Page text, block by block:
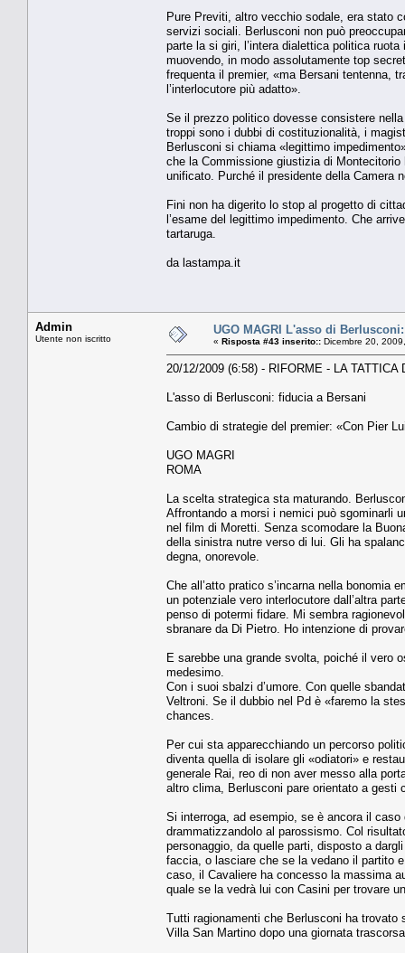
Pure Previti, altro vecchio sodale, era stato
servizi sociali. Berlusconi non può
parte la si giri, l’intera dialettica politica
muovendo, in modo assolutamente top
frequenta il premier, «ma Bersani tentenna,
l’interlocutore più adatto».
Se il prezzo politico dovesse consistere
troppi sono i dubbi di costituzionalità, i
Berlusconi si chiama «legittimo
che la Commissione giustizia di
unificato. Purché il presidente della Camera
Fini non ha digerito lo stop al progetto di
l’esame del legittimo impedimento. Che
tartaruga.
da lastampa.it
Admin
Utente non iscritto
UGO MAGRI L'asso di
« Risposta #43 inserito:: Dicembre 20,
20/12/2009 (6:58) - RIFORME - LA TATTICA
L'asso di Berlusconi: fiducia a Bersani
Cambio di strategie del premier: «Con Pier
UGO MAGRI
ROMA
La scelta strategica sta maturando.
Affrontando a morsi i nemici può sgominarli
nel film di Moretti. Senza scomodare la
della sinistra nutre verso di lui. Gli ha
degna, onorevole.
Che all’atto pratico s’incarna nella bonomia
un potenziale vero interlocutore dall’altra
penso di potermi fidare. Mi sembra
sbranare da Di Pietro. Ho intenzione di
E sarebbe una grande svolta, poiché il vero
medesimo.
Con i suoi sbalzi d’umore. Con quelle
Veltroni. Se il dubbio nel Pd è «faremo la
chances.
Per cui sta apparecchiando un percorso
diventa quella di isolare gli «odiatori» e
generale Rai, reo di non aver messo alla
altro clima, Berlusconi pare orientato a gesti
Si interroga, ad esempio, se è ancora il
drammatizzandolo al parossismo. Col
personaggio, da quelle parti, disposto a
faccia, o lasciare che se la vedano il partito
caso, il Cavaliere ha concesso la massima
quale se la vedrà lui con Casini per trovare
Tutti ragionamenti che Berlusconi ha
Villa San Martino dopo una giornata